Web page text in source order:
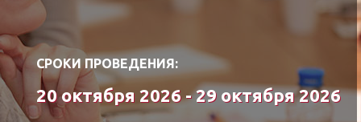
СРОКИ ПРОВЕДЕНИЯ:
20 октября 2026 - 29 октября 2026